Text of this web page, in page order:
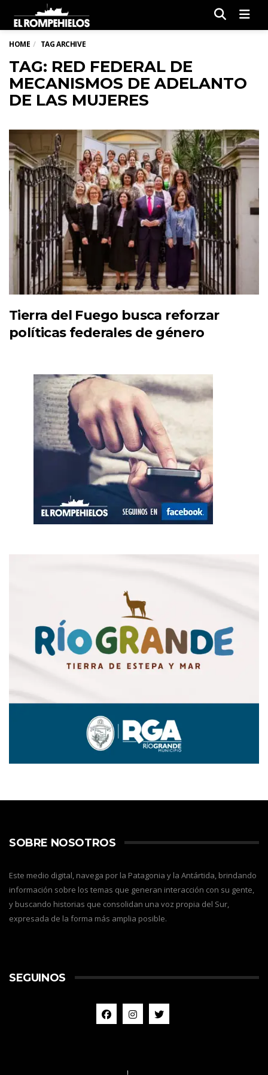
HOME TAG ARCHIVE
TAG: RED FEDERAL DE
MECANISMOS DE ADELANTO
DE LAS MUJERES
Tierra del Fuego busca reforzar
políticas federales de género
SOBRE NOSOTROS
Este medio digital, navega por la Patagonia y la Antártida, brindando
información sobre los temas que generan interacción con su gente,
y buscando historias que consolidan una voz propia del Sur,
expresada de la forma más amplia posible.
SEGUINOS